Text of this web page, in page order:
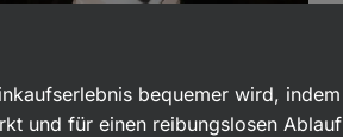
bequemer wird, indem
und für einen reibungslosen Ablauf